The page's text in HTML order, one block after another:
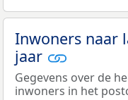
Inwoners naar
jaar
Gegevens over de
inwoners in het